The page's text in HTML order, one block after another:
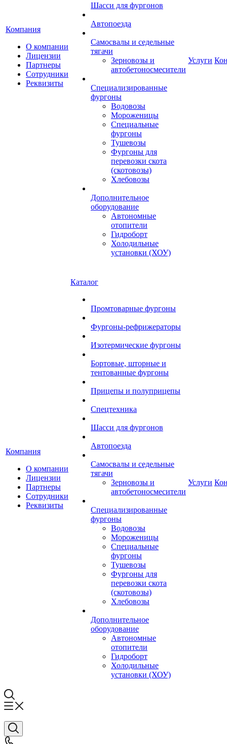
Компания
О компании
Лицензии
Партнеры
Сотрудники
Реквизиты
Шасси для фургонов
Автопоезда
Самосвалы и седельные
тягачи
Зерновозы и
автобетоносмесители
Специализированные
фургоны
Водовозы
Мороженицы
Специальные
фургоны
Тушевозы
Фургоны для
перевозки скота
(скотовозы)
Хлебовозы
Дополнительное
оборудование
Автономные
отопители
Гидроборт
Холодильные
установки (ХОУ)
Услуги
Компания
О компании
Лицензии
Партнеры
Сотрудники
Реквизиты
Каталог
Промтоварные фургоны
Фургоны-рефрижераторы
Изотермические фургоны
Бортовые, шторные и
тентованные фургоны
Прицепы и полуприцепы
Спецтехника
Шасси для фургонов
Автопоезда
Самосвалы и седельные
тягачи
Зерновозы и
автобетоносмесители
Специализированные
фургоны
Водовозы
Мороженицы
Специальные
фургоны
Тушевозы
Фургоны для
перевозки скота
(скотовозы)
Хлебовозы
Дополнительное
оборудование
Автономные
отопители
Гидроборт
Холодильные
установки (ХОУ)
Услуги